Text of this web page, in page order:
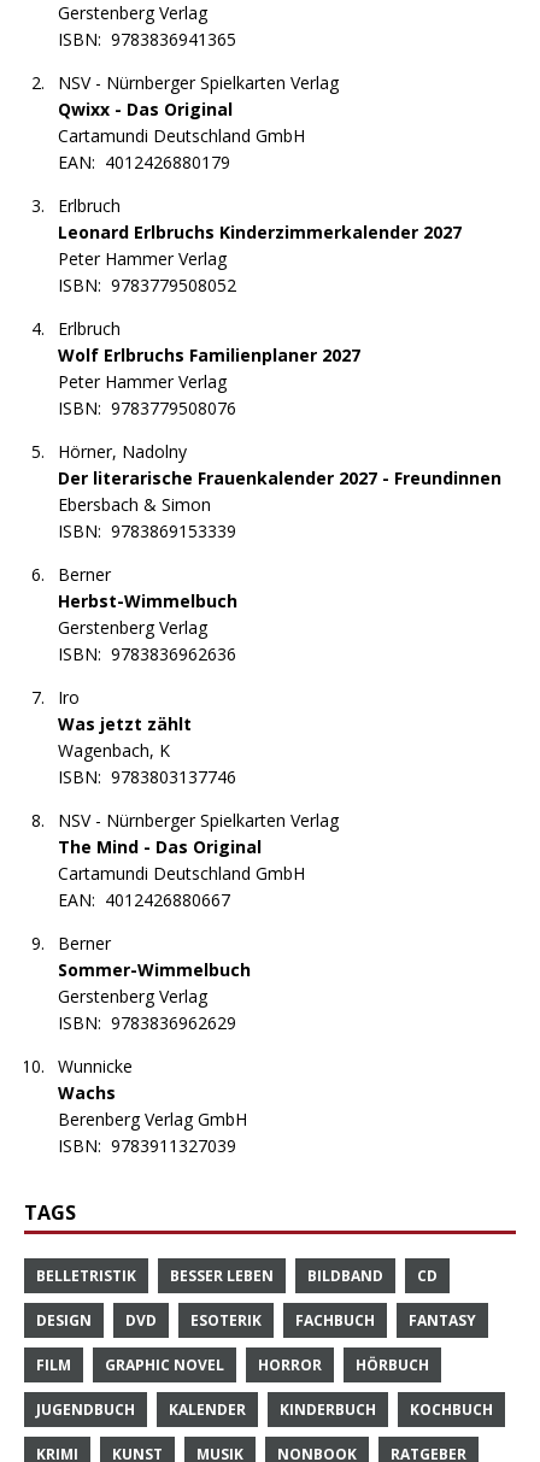
Gerstenberg Verlag
ISBN: 9783836941365
NSV - Nürnberger Spielkarten Verlag
Qwixx - Das Original
Cartamundi Deutschland GmbH
EAN: 4012426880179
Erlbruch
Leonard Erlbruchs Kinderzimmerkalender 2027
Peter Hammer Verlag
ISBN: 9783779508052
Erlbruch
Wolf Erlbruchs Familienplaner 2027
Peter Hammer Verlag
ISBN: 9783779508076
Hörner, Nadolny
Der literarische Frauenkalender 2027 - Freundinnen
Ebersbach & Simon
ISBN: 9783869153339
Berner
Herbst-Wimmelbuch
Gerstenberg Verlag
ISBN: 9783836962636
Iro
Was jetzt zählt
Wagenbach, K
ISBN: 9783803137746
NSV - Nürnberger Spielkarten Verlag
The Mind - Das Original
Cartamundi Deutschland GmbH
EAN: 4012426880667
Berner
Sommer-Wimmelbuch
Gerstenberg Verlag
ISBN: 9783836962629
Wunnicke
Wachs
Berenberg Verlag GmbH
ISBN: 9783911327039
TAGS
BELLETRISTIK BESSER LEBEN BILDBAND CD
DESIGN DVD ESOTERIK FACHBUCH FANTASY
FILM GRAPHIC NOVEL HORROR HÖRBUCH
JUGENDBUCH KALENDER KINDERBUCH KOCHBUCH
KRIMI KUNST MUSIK NONBOOK RATGEBER